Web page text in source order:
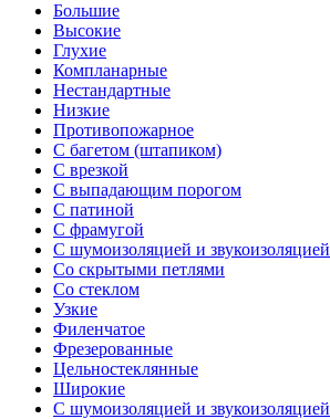
Большие
Высокие
Глухие
Компланарные
Нестандартные
Низкие
Противопожарное
С багетом (штапиком)
С врезкой
С выпадающим порогом
С патиной
С фрамугой
С шумоизоляцией и звукоизоляцией
Со скрытыми петлями
Со стеклом
Узкие
Филенчатое
Фрезерованные
Цельностеклянные
Широкие
С шумоизоляцией и звукоизоляцией